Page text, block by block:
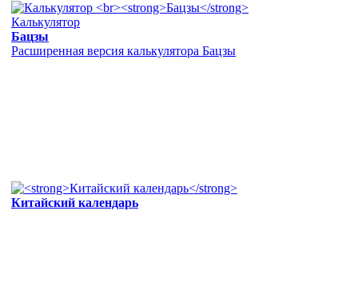
Калькулятор
Бацзы
Расширенная версия калькулятора Бацзы
Китайский календарь